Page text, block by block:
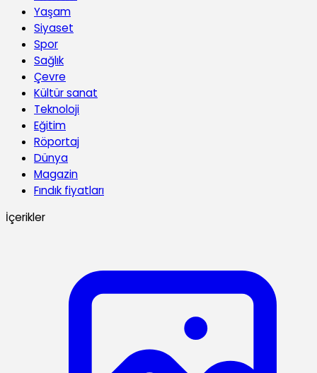
Yaşam
Siyaset
Spor
Sağlık
Çevre
Kültür sanat
Teknoloji
Eğitim
Röportaj
Dünya
Magazin
Fındık fiyatları
İçerikler